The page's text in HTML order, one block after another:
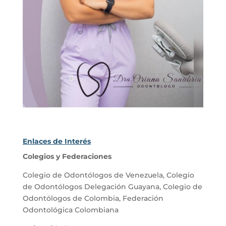
Enlaces de Interés
Colegios y Federaciones
Colegio de Odontólogos de Venezuela, Colegio
de Odontólogos Delegación Guayana, Colegio de
Odontólogos de Colombia, Federación
Odontológica Colombiana